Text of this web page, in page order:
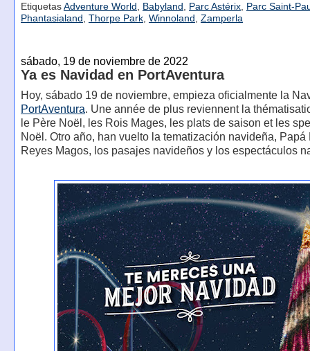
Etiquetas Adventure World Babyland Parc Astérix,
Parc Saint-
Phantasialand
Thorpe Park, Winnoland Zamperla
sábado, 19 de noviembre de 2022
Ya es Navidad en PortAventura
Hoy, sábado 19 de noviembre, empieza oficialmente la
PortAventura. Une année de plus reviennent la
le Père Noël, les Rois Mages, les plats de saison et les
Noël. Otro año, han vuelto la tematización navideña, Papá
Reyes Magos, los pasajes navideños y los espectáculos